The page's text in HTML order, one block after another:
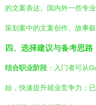
的文案表达。国内外一些专
策划案中的文案创作、故事
四、选择建议与备考思路
结合职业阶段 ：入门者可从
始，快速提升就业竞争力；